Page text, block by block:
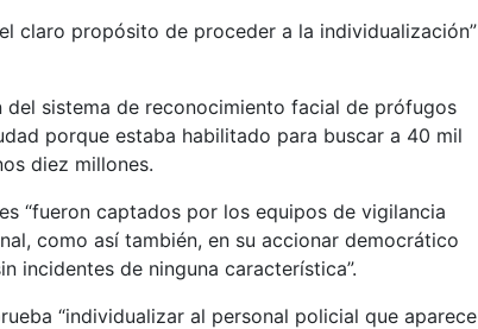
claro propósito de proceder a la individualización”
sistema de reconocimiento facial de prófugos
porque estaba habilitado para buscar a 40 mil
diez millones.
“fueron captados por los equipos de vigilancia
como así también, en su accionar democrático
incidentes de ninguna característica”.
“individualizar al personal policial que aparece